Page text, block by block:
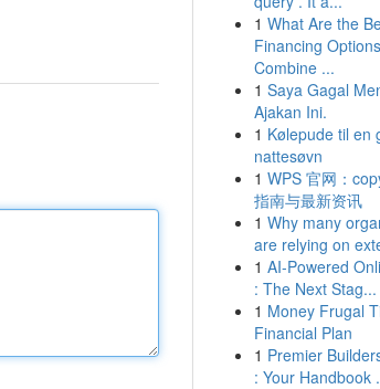
1 What Are the
Financing
Combine ...
1 Saya Gagal
Ajakan Ini.
1 Kølepude til en
nattesøvn
1 WPS 官网：
指南与最新资讯
1 Why many
are relying on
1 AI-Powered
: The Next Stag...
1 Money Frugal
Financial Plan
1 Premier
: Your Handbook